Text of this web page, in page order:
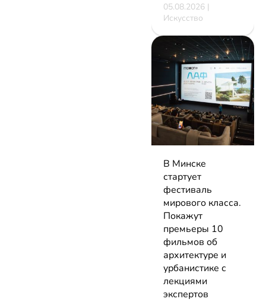
05.08.2026 |
Искусство
В Минске
стартует
фестиваль
мирового класса.
Покажут
премьеры 10
фильмов об
архитектуре и
урбанистике с
лекциями
экспертов